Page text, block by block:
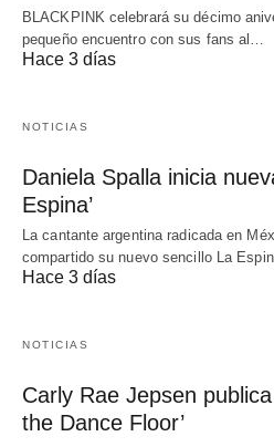
BLACKPINK celebrará su décimo
pequeño encuentro con sus fans al…
Hace 3 días
NOTICIAS
Daniela Spalla inicia
Espina’
La cantante argentina radicada en
compartido su nuevo sencillo La
Hace 3 días
NOTICIAS
Carly Rae Jepsen publica
the Dance Floor’